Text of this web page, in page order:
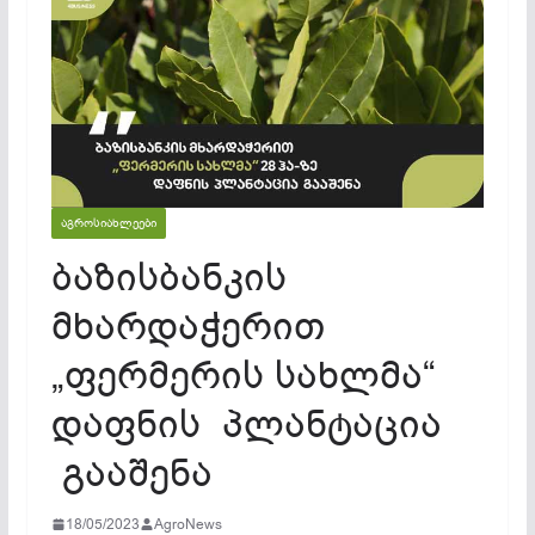
ᲐᲒᲠᲝᲡᲘᲐᲮᲚᲔᲔᲑᲘ
ბაზისბანკის
მხარდაჭერით
„ფერმერის სახლმა“
დაფნის პლანტაცია
გააშენა
18/05/2023 AgroNews